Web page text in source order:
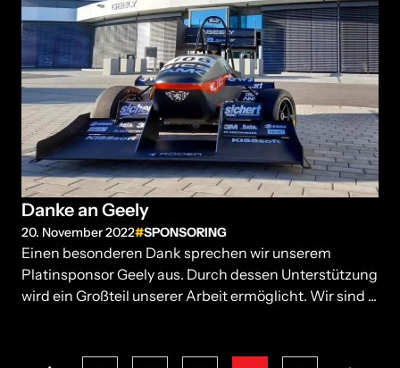
Danke an Geely
20. November 2022 SPONSORING
Einen besonderen Dank sprechen wir unserem
Platinsponsor Geely aus. Durch dessen Unterstützung
wird ein Großteil unserer Arbeit ermöglicht. Wir sind ...